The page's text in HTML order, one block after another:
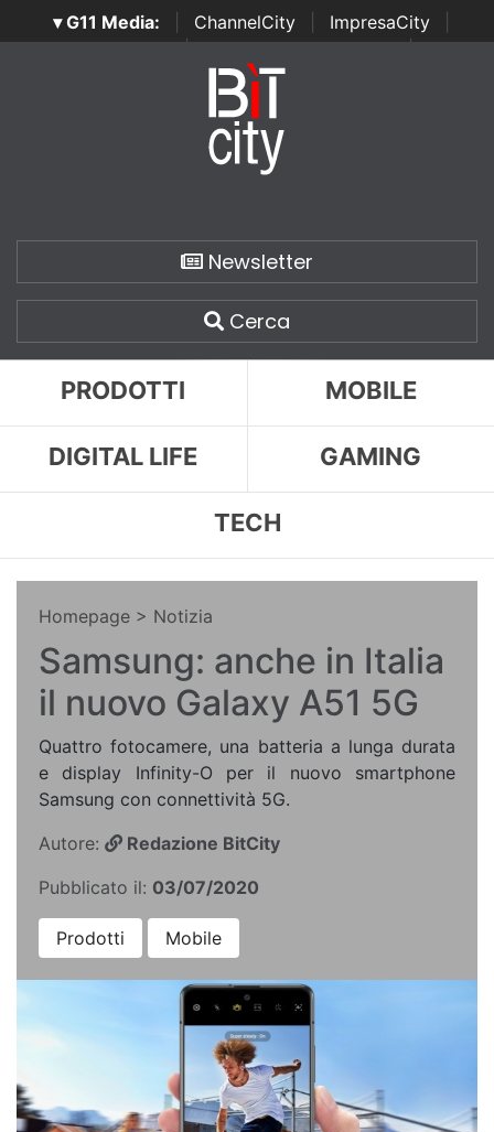
▾ G11 Media: ChannelCity ImpresaCity
SecurityOpenLab | Italian Channel Awards | Italian
Italian Security Awards
Newsletter
Cerca
PRODOTTI MOBILE
DIGITAL LIFE GAMING
TECH
Homepage > Notizia
Samsung: anche in Italia
il nuovo Galaxy A51 5G
Quattro fotocamere, una batteria a lunga durata
e display Infinity-O per il nuovo smartphone
Samsung con connettività 5G.
Autore:
Redazione BitCity
Pubblicato il: 03/07/2020
Prodotti Mobile